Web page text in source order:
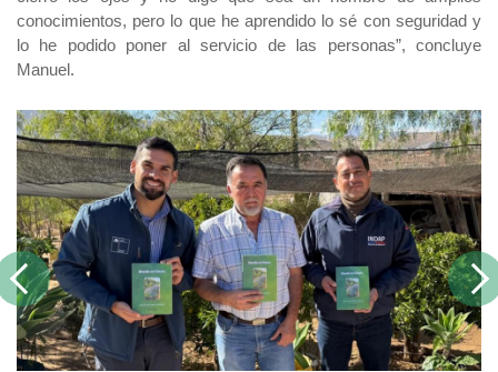
conocimientos, pero lo que he aprendido lo sé con seguridad y
lo he podido poner al servicio de las personas”, concluye
Manuel.
Next